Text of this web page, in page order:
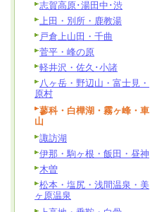
志賀高原･湯田中･渋
上田・別所・鹿教湯
戸倉上山田・千曲
菅平・峰の原
軽井沢・佐久･小諸
八ヶ岳・野辺山・富士見・
原村
蓼科・白樺湖・霧ヶ峰・車
山
諏訪湖
伊那・駒ヶ根・飯田・昼神
木曽
松本・塩尻・浅間温泉・美
ヶ原温泉